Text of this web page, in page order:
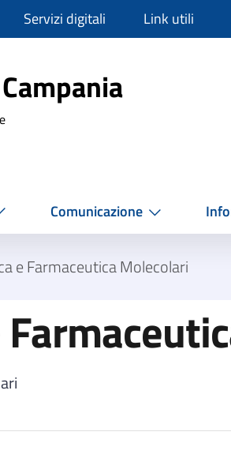
Servizi digitali Link utili
Campania
Comunicazione
e Farmaceutica Molecolari